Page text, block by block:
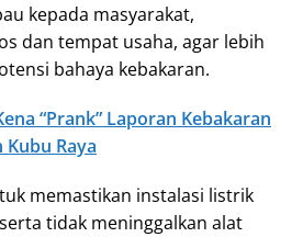
kepada masyarakat,
dan tempat usaha, agar lebih
bahaya kebakaran.
“Prank” Laporan Kebakaran
Kubu Raya
memastikan instalasi listrik
tidak meninggalkan alat